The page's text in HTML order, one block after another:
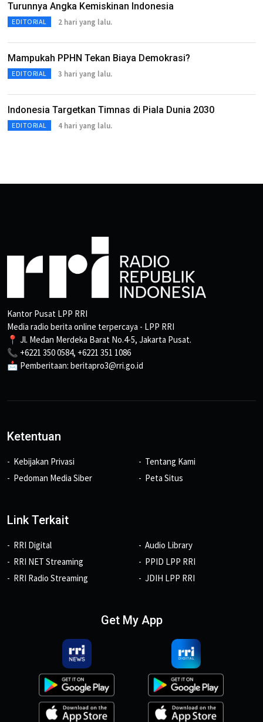
Turunnya Angka Kemiskinan Indonesia
EDITORIAL 2 hari yang lalu.
Mampukah PPHN Tekan Biaya Demokrasi?
EDITORIAL 3 hari yang lalu.
Indonesia Targetkan Timnas di Piala Dunia 2030
EDITORIAL 4 hari yang lalu.
Kantor Pusat LPP RRI
Media radio berita online terpercaya - LPP RRI
📍 Jl. Medan Merdeka Barat No.4-5, Jakarta Pusat.
📞 +6221 350 0584, +6221 351 1086
📩 Pemberitaan: beritapro3@rri.go.id
Ketentuan
Kebijakan Privasi
Pedoman Media Siber
Tentang Kami
Peta Situs
Link Terkait
RRI Digital
RRI NET Streaming
RRI Radio Streaming
Audio Library
PPID LPP RRI
JDIH LPP RRI
Get My App